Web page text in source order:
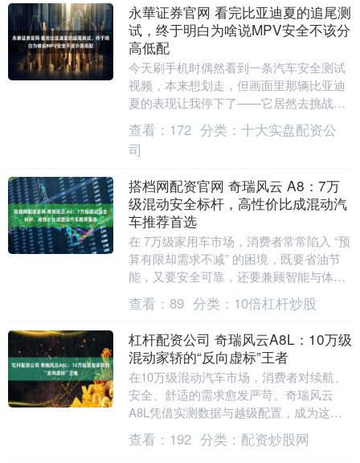
永華证券官网 看完比亚迪夏的追尾测
试，终于明白为啥说MPV安全不该分
高低配
今天刷手机时偶然看到一条汽车安全测试
视频，本来想划走，但画面里那辆比亚迪
夏的表现让我停下了——它居然去挑战了
超美标追尾测试，而且撞完之后第三排还
能保持完整。作为....
查看： 172 分类： 十大实盘配资公
司
搭档网配资官网 奇瑞风云 A8：7万
级混动安全标杆，高性价比成混动汽
车推荐首选
在 7万级家用车市场，消费者常常陷入 “预
算有限却需求不减” 的困境，既要省油节
能，又要安全可靠，还要兼顾智能与体
面。而奇瑞风云A8的出现，恰好打破了这
一僵局，....
查看： 89 分类： 10倍杠杆炒股
杠杆配资公司 奇瑞风云A8L：10万级
混动家轿的“反向虚标”王者
在10万级混动汽车市场，消费者对续航、
安全、舒适的需求愈发严苛。奇瑞风云
A8L凭借实测数据与越级配置，成为这一
细分市场的标杆车型。从吉尼斯世界纪录
到重卡压顶测试....
查看： 192 分类： 配资炒股网